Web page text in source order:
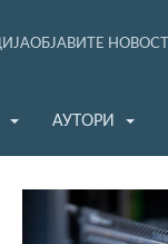
ОБЈАВИТЕ НОВОСТ
АУТОРИ